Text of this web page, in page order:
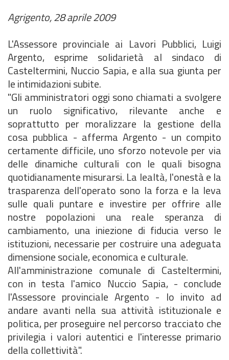
Agrigento, 28 aprile 2009
L'Assessore provinciale ai Lavori Pubblici, Luigi
Argento, esprime solidarietà al sindaco di
Casteltermini, Nuccio Sapia, e alla sua giunta per
le intimidazioni subite.
"Gli amministratori oggi sono chiamati a svolgere
un ruolo significativo, rilevante anche e
soprattutto per moralizzare la gestione della
cosa pubblica - afferma Argento - un compito
certamente difficile, uno sforzo notevole per via
delle dinamiche culturali con le quali bisogna
quotidianamente misurarsi. La lealtà, l'onestà e la
trasparenza dell'operato sono la forza e la leva
sulle quali puntare e investire per offrire alle
nostre popolazioni una reale speranza di
cambiamento, una iniezione di fiducia verso le
istituzioni, necessarie per costruire una adeguata
dimensione sociale, economica e culturale.
All'amministrazione comunale di Casteltermini,
con in testa l'amico Nuccio Sapia, - conclude
l'Assessore provinciale Argento - lo invito ad
andare avanti nella sua attività istituzionale e
politica, per proseguire nel percorso tracciato che
privilegia i valori autentici e l'interesse primario
della collettività".